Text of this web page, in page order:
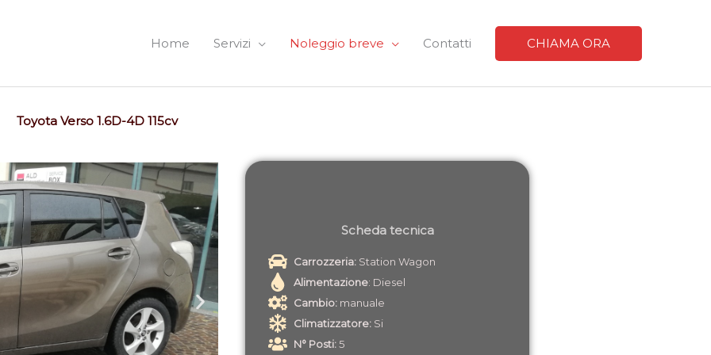
Home Servizi Noleggio breve Contatti CHIAMA ORA
Toyota Verso 1.6D-4D 115cv
Scheda tecnica
Carrozzeria:Station Wagon
Alimentazione: Diesel
Cambio:manuale
Climatizzatore: Si
N° Posti:5